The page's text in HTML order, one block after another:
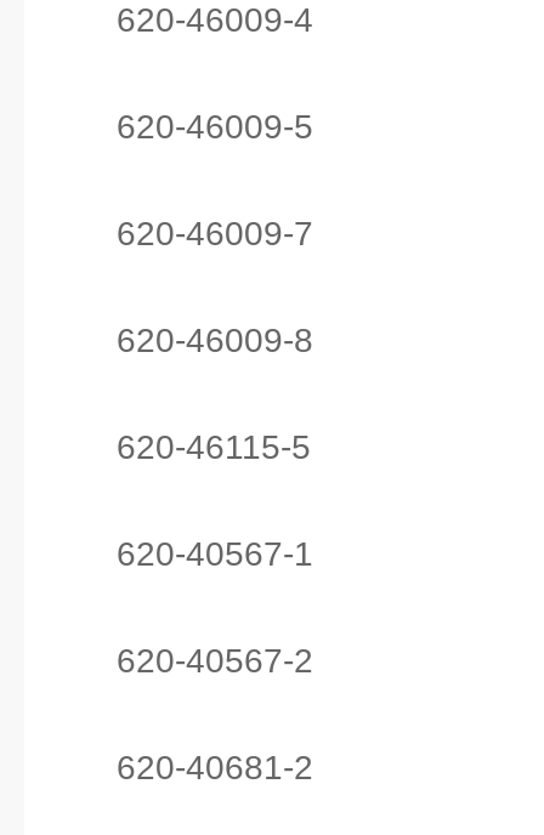
620-46009-4
620-46009-5
620-46009-7
620-46009-8
620-46115-5
620-40567-1
620-40567-2
620-40681-2